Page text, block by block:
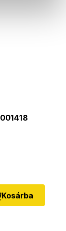
Kosárba